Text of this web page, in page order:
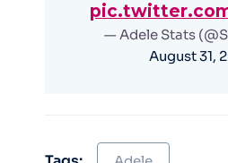
— Adele Stats
August 31,